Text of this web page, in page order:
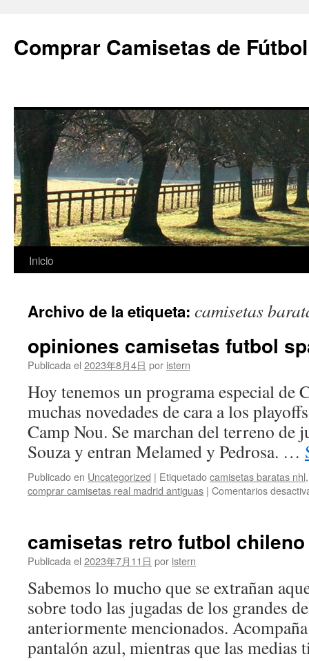
Comprar Camisetas de
Saltar
contenido
Inicio
Archivo de la etiqueta: camisetas
opiniones camisetas futbol
Publicada el 2023年8月4日 por istern
Hoy tenemos un programa especial de
muchas novedades de cara a los
Camp Nou. Se marchan del terreno de
Souza y entran Melamed y Pedrosa. …
Publicado en Uncategorized | Etiquetadocamisetas baratas nhl
comprar camisetas real madrid antiguas | Comentarios
camisetas retro futbol chileno
Publicada el 2023年7月11日 por istern
Sabemos lo mucho que se extrañan
sobre todo las jugadas de los grandes
anteriormente mencionados.
pantalón azul, mientras que las medias